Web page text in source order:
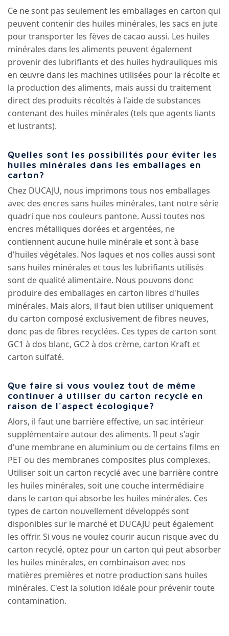
Ce ne sont pas seulement les emballages en carton qui
peuvent contenir des huiles minérales, les sacs en jute
pour transporter les fèves de cacao aussi. Les huiles
minérales dans les aliments peuvent également
provenir des lubrifiants et des huiles hydrauliques mis
en œuvre dans les machines utilisées pour la récolte et
la production des aliments, mais aussi du traitement
direct des produits récoltés à l'aide de substances
contenant des huiles minérales (tels que agents liants
et lustrants).
Quelles sont les possibilités pour éviter les
huiles minérales dans les emballages en
carton?
Chez DUCAJU, nous imprimons tous nos emballages
avec des encres sans huiles minérales, tant notre série
quadri que nos couleurs pantone. Aussi toutes nos
encres métalliques dorées et argentées, ne
contiennent aucune huile minérale et sont à base
d'huiles végétales. Nos laques et nos colles aussi sont
sans huiles minérales et tous les lubrifiants utilisés
sont de qualité alimentaire. Nous pouvons donc
produire des emballages en carton libres d'huiles
minérales. Mais alors, il faut bien utiliser uniquement
du carton composé exclusivement de fibres neuves,
donc pas de fibres recyclées. Ces types de carton sont
GC1 à dos blanc, GC2 à dos crème, carton Kraft et
carton sulfaté.
Que faire si vous voulez tout de même
continuer à utiliser du carton recyclé en
raison de l'aspect écologique?
Alors, il faut une barrière effective, un sac intérieur
supplémentaire autour des aliments. Il peut s'agir
d'une membrane en aluminium ou de certains films en
PET ou des membranes composites plus complexes.
Utiliser soit un carton recyclé avec une barrière contre
les huiles minérales, soit une couche intermédiaire
dans le carton qui absorbe les huiles minérales. Ces
types de carton nouvellement développés sont
disponibles sur le marché et DUCAJU peut également
les offrir. Si vous ne voulez courir aucun risque avec du
carton recyclé, optez pour un carton qui peut absorber
les huiles minérales, en combinaison avec nos
matières premières et notre production sans huiles
minérales. C'est la solution idéale pour prévenir toute
contamination.